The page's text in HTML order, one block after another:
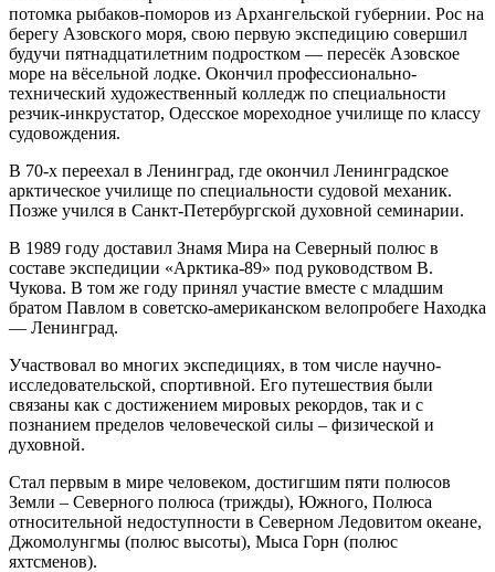
потомка рыбаков-поморов из Архангельской губернии. Рос на
берегу Азовского моря, свою первую экспедицию совершил
будучи пятнадцатилетним подростком — пересёк Азовское
море на вёсельной лодке. Окончил профессионально-
технический художественный колледж по специальности
резчик-инкрустатор, Одесское мореходное училище по классу
судовождения.
В 70-х переехал в Ленинград, где окончил Ленинградское
арктическое училище по специальности судовой механик.
Позже учился в Санкт-Петербургской духовной семинарии.
В 1989 году доставил Знамя Мира на Северный полюс в
составе экспедиции «Арктика-89» под руководством В.
Чукова. В том же году принял участие вместе с младшим
братом Павлом в советско-американском велопробеге Находка
— Ленинград.
Участвовал во многих экспедициях, в том числе научно-
исследовательской, спортивной. Его путешествия были
связаны как с достижением мировых рекордов, так и с
познанием пределов человеческой силы – физической и
духовной.
Стал первым в мире человеком, достигшим пяти полюсов
Земли – Северного полюса (трижды), Южного, Полюса
относительной недоступности в Северном Ледовитом океане,
Джомолунгмы (полюс высоты), Мыса Горн (полюс
яхтсменов).